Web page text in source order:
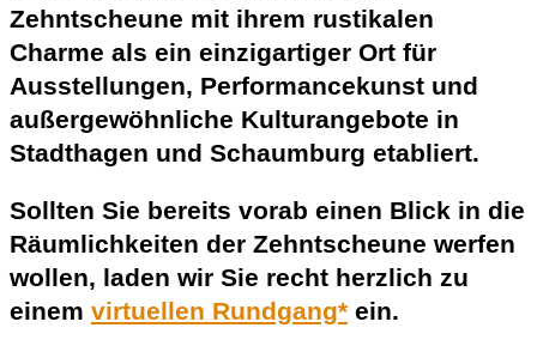
Zehntscheune mit ihrem rustikalen
Charme als ein einzigartiger Ort für
Ausstellungen, Performancekunst und
außergewöhnliche Kulturangebote in
Stadthagen und Schaumburg etabliert.
Sollten Sie bereits vorab einen Blick in die
Räumlichkeiten der Zehntscheune werfen
wollen, laden wir Sie recht herzlich zu
einem virtuellen Rundgang* ein.